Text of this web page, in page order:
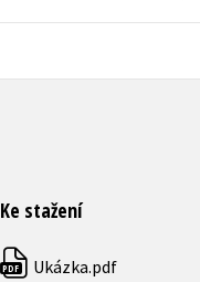
Ke stažení
PDF Ukázka.pdf